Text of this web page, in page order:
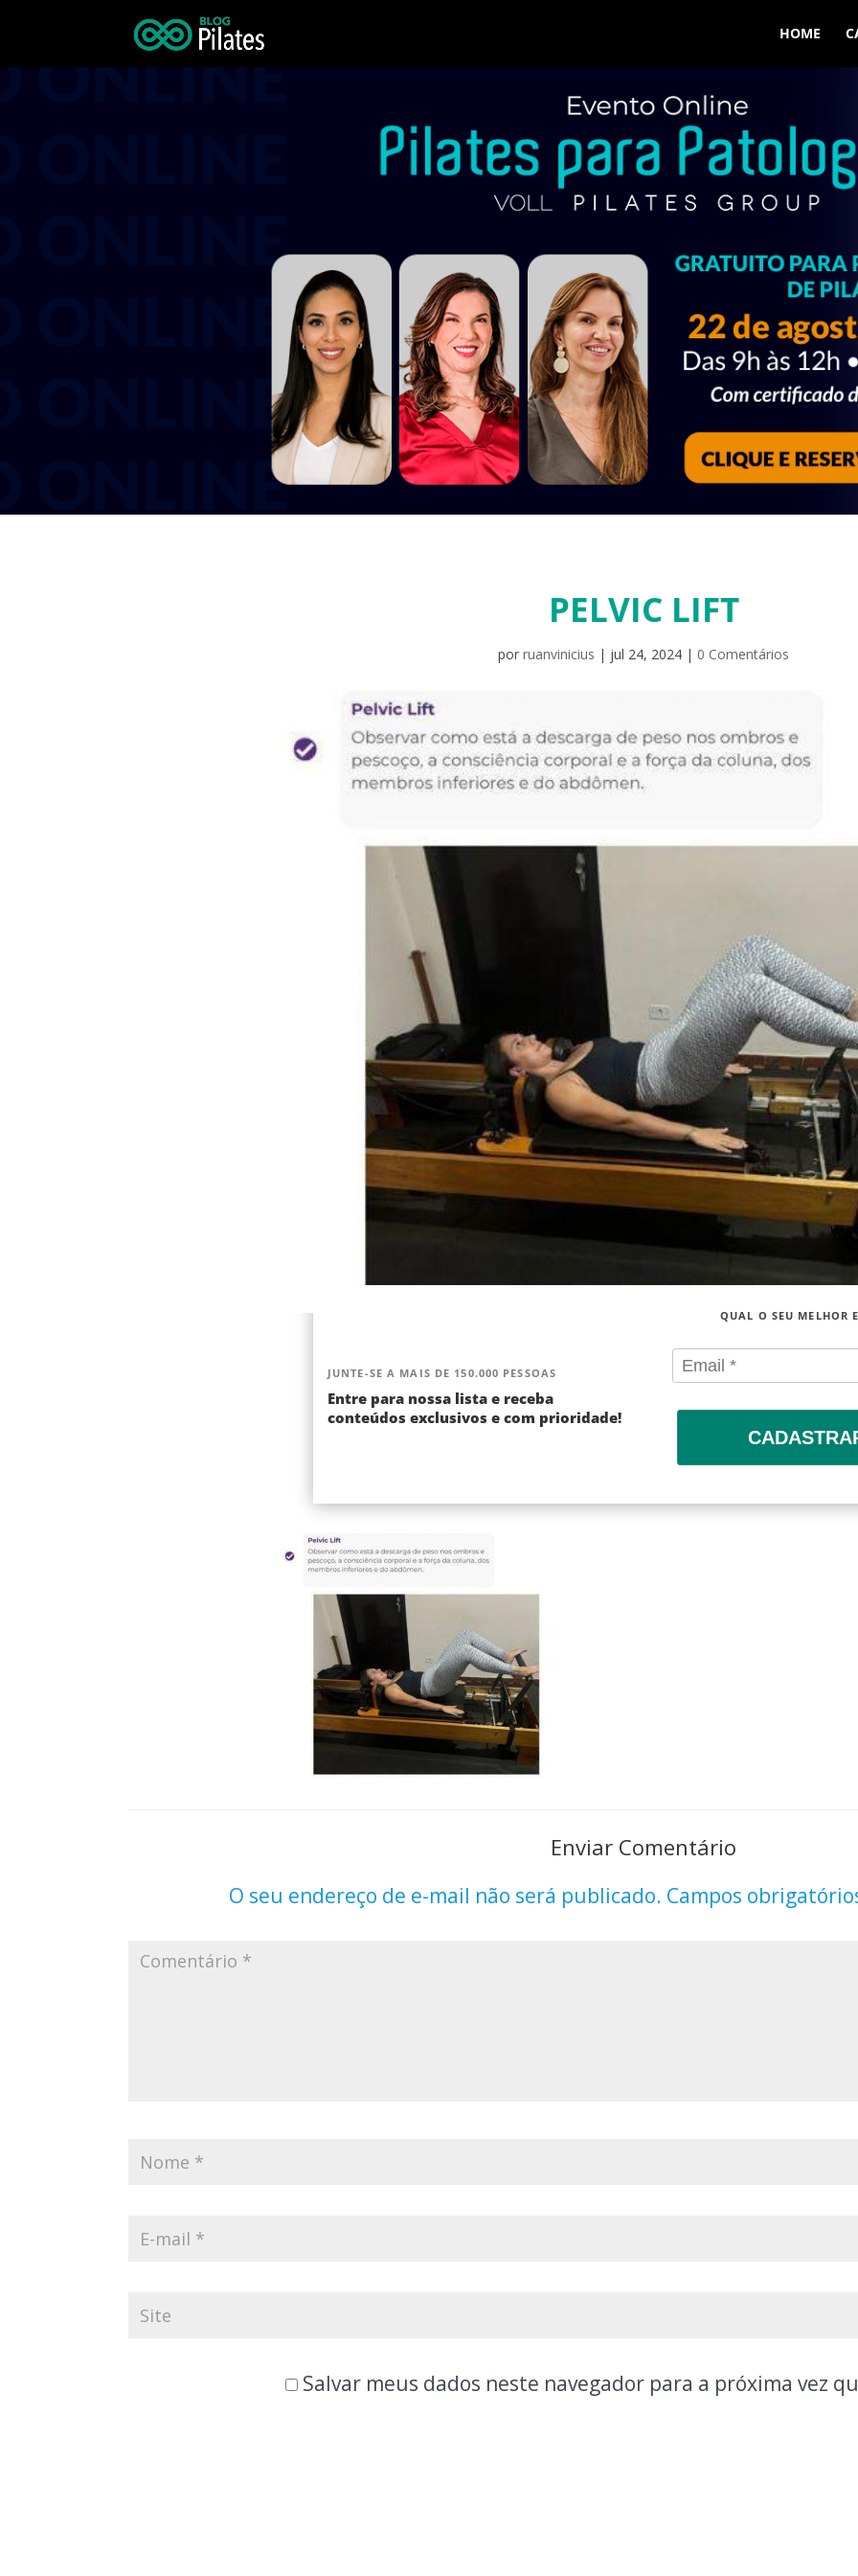
HOME
PELVIC LIFT
por ruanvinicius | jul 24, 2024 | 0 Comentários
JUNTE-SE A MAIS DE 150.000 PESSOAS
Entre para nossa lista e receba
conteúdos exclusivos e com prioridade!
QUAL O SEU MELHOR
Enviar Comentário
O seu endereço de e-mail não será publicado. Campos
Salvar meus dados neste navegador para a próxima vez